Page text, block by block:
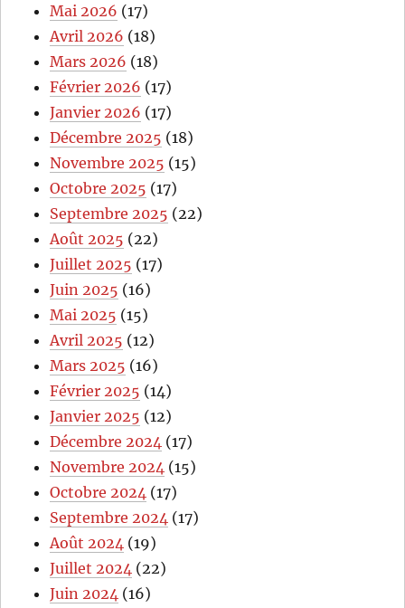
Mai 2026 (17)
Avril 2026 (18)
Mars 2026 (18)
Février 2026 (17)
Janvier 2026 (17)
Décembre 2025 (18)
Novembre 2025 (15)
Octobre 2025 (17)
Septembre 2025 (22)
Août 2025 (22)
Juillet 2025 (17)
Juin 2025 (16)
Mai 2025 (15)
Avril 2025 (12)
Mars 2025 (16)
Février 2025 (14)
Janvier 2025 (12)
Décembre 2024 (17)
Novembre 2024 (15)
Octobre 2024 (17)
Septembre 2024 (17)
Août 2024 (19)
Juillet 2024 (22)
Juin 2024 (16)